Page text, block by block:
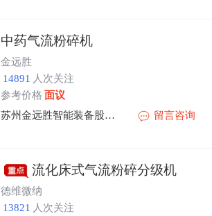
中药气流粉碎机
金远胜
14891 人次关注
参考价格 面议
苏州金远胜智能装备股份有限公司
留言咨询
流化床式气流粉碎分级机
德维微纳
13821 人次关注